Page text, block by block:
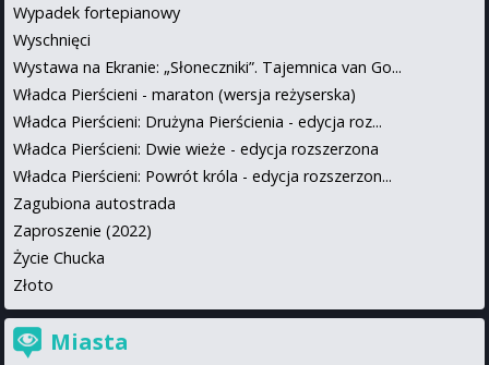
Wypadek fortepianowy
Wyschnięci
Wystawa na Ekranie: „Słoneczniki”. Tajemnica van Go...
Władca Pierścieni - maraton (wersja reżyserska)
Władca Pierścieni: Drużyna Pierścienia - edycja roz...
Władca Pierścieni: Dwie wieże - edycja rozszerzona
Władca Pierścieni: Powrót króla - edycja rozszerzon...
Zagubiona autostrada
Zaproszenie (2022)
Życie Chucka
Złoto
Miasta